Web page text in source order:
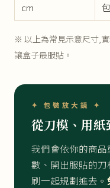
cm
包
※ 以上為常見示意尺寸,
讓盒子最服貼。
✦ 包裝放大鏡 ✦
從刀模、用
我們會依你的商
數、開出服貼的
刷一起規劃進去。